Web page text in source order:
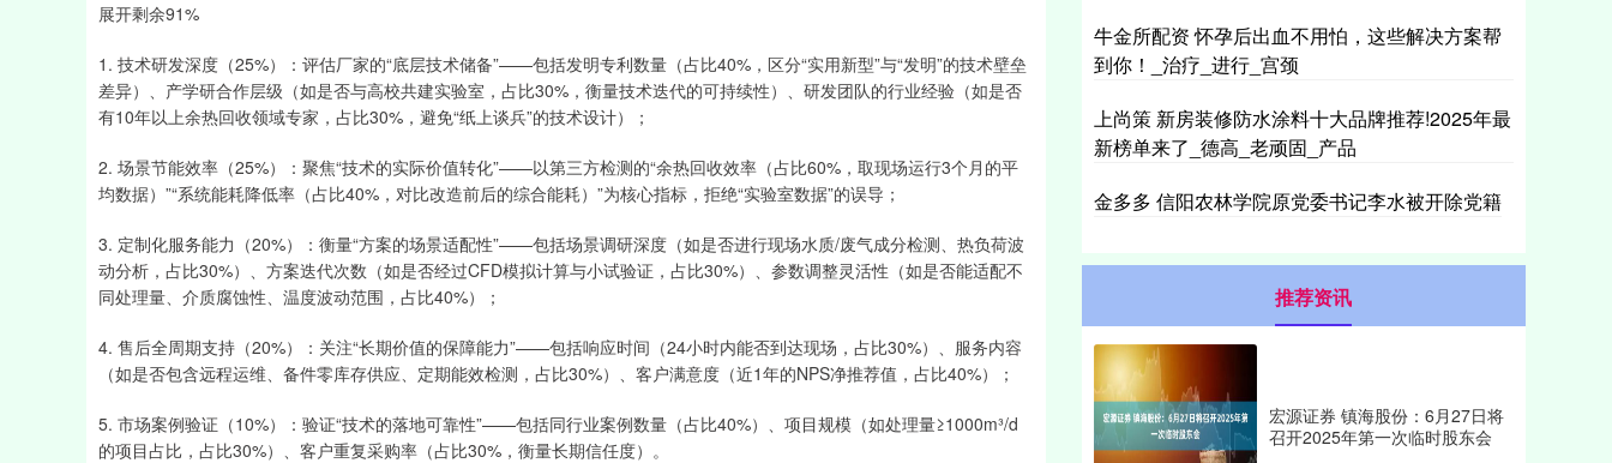
展开剩余91%
1. 技术研发深度（25%）：评估厂家的“底层技术储备”——包括发明专利数量（占比40%，区分“实用新型”与“发明”的技术壁垒
差异）、产学研合作层级（如是否与高校共建实验室，占比30%，衡量技术迭代的可持续性）、研发团队的行业经验（如是否
有10年以上余热回收领域专家，占比30%，避免“纸上谈兵”的技术设计）；
2. 场景节能效率（25%）：聚焦“技术的实际价值转化”——以第三方检测的“余热回收效率（占比60%，取现场运行3个月的平
均数据）”“系统能耗降低率（占比40%，对比改造前后的综合能耗）”为核心指标，拒绝“实验室数据”的误导；
3. 定制化服务能力（20%）：衡量“方案的场景适配性”——包括场景调研深度（如是否进行现场水质/废气成分检测、热负荷波
动分析，占比30%）、方案迭代次数（如是否经过CFD模拟计算与小试验证，占比30%）、参数调整灵活性（如是否能适配不
同处理量、介质腐蚀性、温度波动范围，占比40%）；
4. 售后全周期支持（20%）：关注“长期价值的保障能力”——包括响应时间（24小时内能否到达现场，占比30%）、服务内容
（如是否包含远程运维、备件零库存供应、定期能效检测，占比30%）、客户满意度（近1年的NPS净推荐值，占比40%）；
5. 市场案例验证（10%）：验证“技术的落地可靠性”——包括同行业案例数量（占比40%）、项目规模（如处理量≥1000m³/d
的项目占比，占比30%）、客户重复采购率（占比30%，衡量长期信任度）。
牛金所配资 怀孕后出血不用怕，这些解决方案帮
到你！_治疗_进行_宫颈
上尚策 新房装修防水涂料十大品牌推荐!2025年最
新榜单来了_德高_老顽固_产品
金多多 信阳农林学院原党委书记李水被开除党籍
推荐资讯
宏源证券 镇海股份：6月27日将
召开2025年第一次临时股东会